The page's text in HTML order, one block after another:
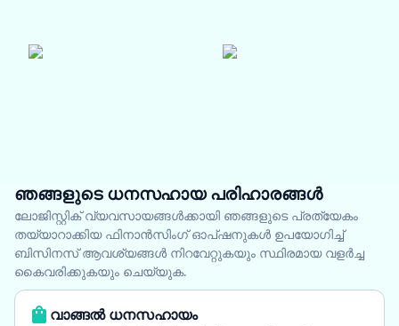
ഞങ്ങളുടെ ധനസഹായ പരിഹാരങ്ങൾ
ലോജിസ്റ്റിക് വ്യവസായങ്ങൾക്കായി ഞങ്ങളുടെ പ്രത്യേകം
തയ്യാറാക്കിയ ഫിനാൻസിംഗ് ഓപ്ഷനുകൾ ഉപയോഗിച്ച്
ബിസിനസ് ആവശ്യങ്ങൾ നിറവേറ്റുകയും സ്ഥിരമായ വളർച്ച
കൈവരിക്കുകയും ചെയ്യുക.
വാങ്ങൽ ധനസഹായം